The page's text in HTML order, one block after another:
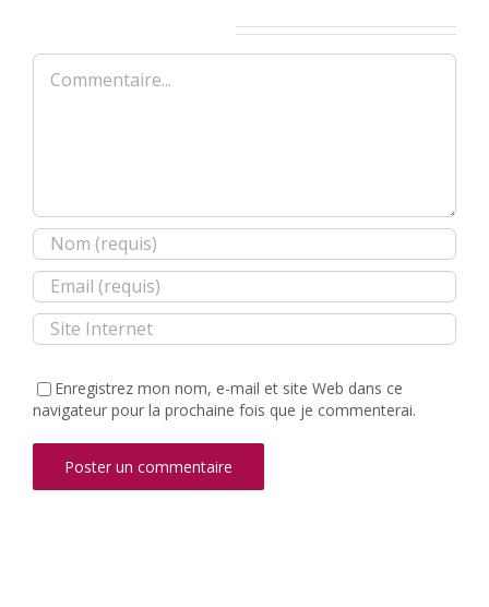
Commentaire
Enregistrez mon nom, e-mail et site Web dans ce
navigateur pour la prochaine fois que je commenterai.